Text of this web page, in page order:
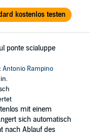
kostenlos testen
ponte scialuppe
Antonio Rampino
mit einem
sich automatisch
nach Ablauf des